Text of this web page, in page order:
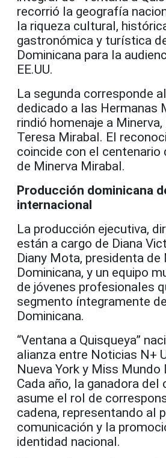
recorrió la geografía
la riqueza cultural,
gastronómica y turística
Dominicana para la
EE.UU.
La segunda corresponde
dedicado a las Hermanas
rindió homenaje a
Teresa Mirabal. El
coincide con el centenario
de Minerva Mirabal.
Producción dominicana
internacional
La producción ejecutiva,
están a cargo de Diana
Diany Mota, presidenta
Dominicana, y un equipo
de jóvenes profesionales
segmento íntegramente
Dominicana.
“Ventana a Quisqueya”
alianza entre Noticias N+
Nueva York y Miss Mundo
Cada año, la ganadora del
asume el rol de
cadena, representando al
comunicación y la
identidad nacional.